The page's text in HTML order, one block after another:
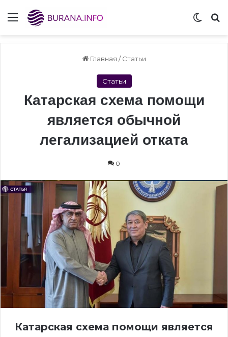
Menu
Главная / Статьи
Статьи
Катарская схема помощи
является обычной
легализацией отката
0
Катарская схема помощи является